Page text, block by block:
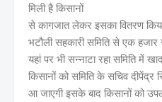
मिली है किसानों
से कागजात लेकर इसका वितरण किया
भटौली सहकारी समिति से एक
यहां पर भी सन्नाटा रहा समिति में
किसानों को समिति के सचिव दीपेंद्र
आ जाएगी इसके बाद किसानों को